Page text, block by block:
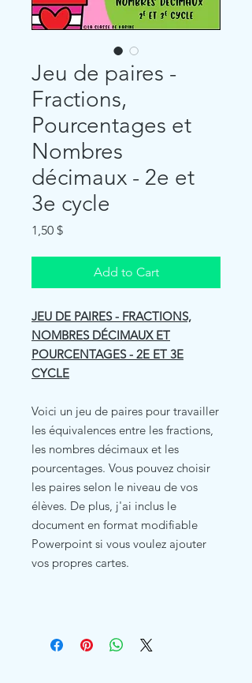
Jeu de paires -
Fractions,
Pourcentages et
Nombres
décimaux - 2e et
3e cycle
1,50 $Price
Add to Cart
JEU DE PAIRES - FRACTIONS,
NOMBRES DÉCIMAUX ET
POURCENTAGES - 2E ET 3E
CYCLE
Voici un jeu de paires pour travailler
les équivalences entre les fractions,
les nombres décimaux et les
pourcentages. Vous pouvez choisir
les paires selon le niveau de vos
élèves. De plus, j'ai inclus le
document en format modifiable
Powerpoint si vous voulez ajouter
vos propres cartes.